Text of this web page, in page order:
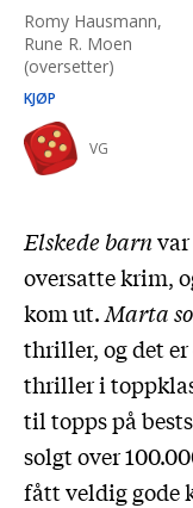
Romy Hausmann,
Rune R. Moen
(oversetter)
KJØP
VG
Elskede barn
oversatte krim,
kom ut.Marta
thriller, og det
thriller i
til topps på
solgt over
fått veldig gode